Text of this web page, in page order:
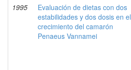
1995
Evaluación de dietas con dos
estabilidades y dos dosis en el
crecimiento del camarón
Penaeus Vannamei